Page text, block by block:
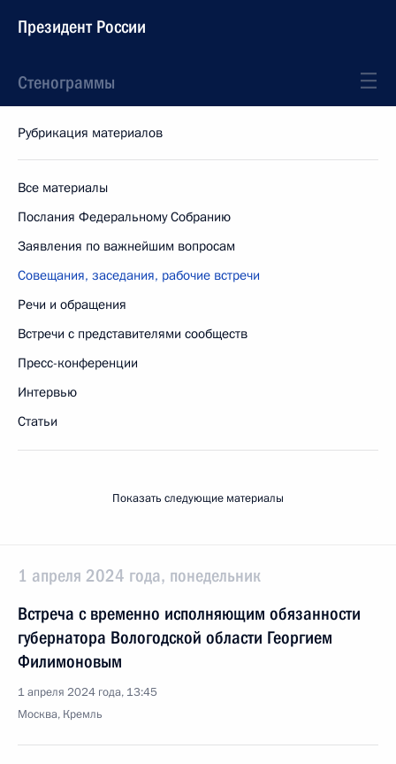
Президент России
Стенограммы
Рубрикация материалов
Все материалы
Послания Федеральному Собранию
Заявления по важнейшим вопросам
Совещания, заседания, рабочие встречи
Речи и обращения
Встречи с представителями сообществ
Пресс-конференции
Интервью
Статьи
Показать следующие материалы
1 апреля 2024 года, понедельник
Встреча с временно исполняющим обязанности
губернатора Вологодской области Георгием
Филимоновым
1 апреля 2024 года, 13:45
Москва, Кремль